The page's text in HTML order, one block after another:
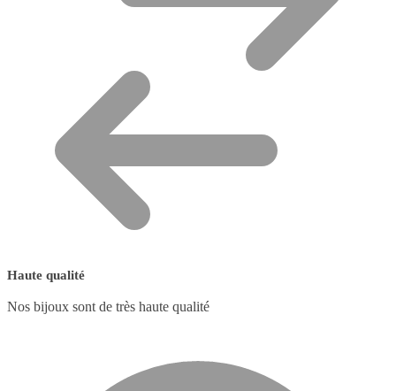
Haute qualité
Nos bijoux sont de très haute qualité